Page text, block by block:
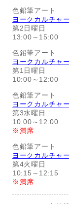
色鉛筆アート
ヨークカルチャ
第2日曜日
13:00～15:00
色鉛筆アート
ヨークカルチャ
第1日曜日
10:00～12:00
色鉛筆アート
ヨークカルチャ
第3水曜日
10:00～12:00
※満席
色鉛筆アート
ヨークカルチャ
第4火曜日
10:15～12:15
※満席